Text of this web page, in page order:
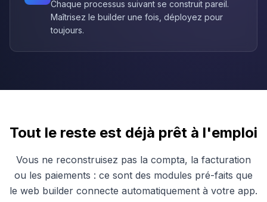
Chaque processus suivant se construit pareil.
Maîtrisez le builder une fois, déployez pour
toujours.
Tout le reste est déjà prêt à l'emploi
Vous ne reconstruisez pas la compta, la facturation
ou les paiements : ce sont des modules pré-faits que
le web builder connecte automatiquement à votre app.